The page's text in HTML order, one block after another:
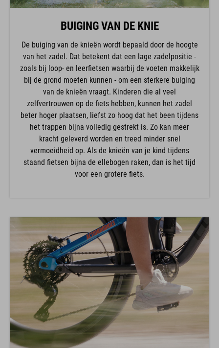
BUIGING VAN DE KNIE
De buiging van de knieën wordt bepaald door de hoogte
van het zadel. Dat betekent dat een lage zadelpositie -
zoals bij loop- en leerfietsen waarbij de voeten makkelijk
bij de grond moeten kunnen - om een sterkere buiging
van de knieën vraagt. Kinderen die al veel
zelfvertrouwen op de fiets hebben, kunnen het zadel
beter hoger plaatsen, liefst zo hoog dat het been tijdens
het trappen bijna volledig gestrekt is. Zo kan meer
kracht geleverd worden en treed minder snel
vermoeidheid op. Als de knieën van je kind tijdens
staand fietsen bijna de ellebogen raken, dan is het tijd
voor een grotere fiets.